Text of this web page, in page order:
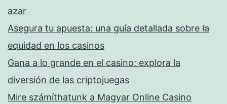
azar
Asegura tu apuesta: una guía detallada sobre la
equidad en los casinos
Gana a lo grande en el casino: explora la
diversión de las criptojuegas
Mire számíthatunk a Magyar Online Casino